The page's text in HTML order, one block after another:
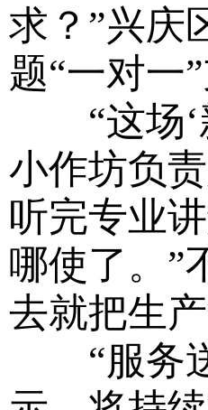
求？”兴庆
题“一对一”
“这场‘
小作坊负
听完专业
哪使了。”
去就把生
“服务送